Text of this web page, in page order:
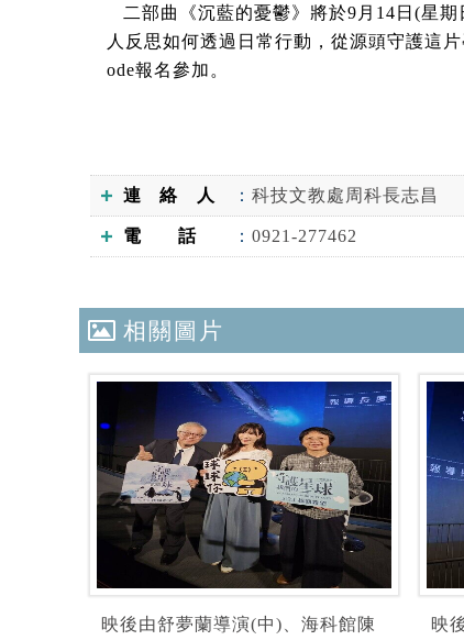
二部曲《沉藍的憂鬱》將於9月14日(星
人反思如何透過日常行動，從源頭守護這
ode報名參加。
連絡人 科技文教處周科長志昌
電話 0921-277462
相關圖片
映後由舒夢蘭導演(中)、海科館陳
映